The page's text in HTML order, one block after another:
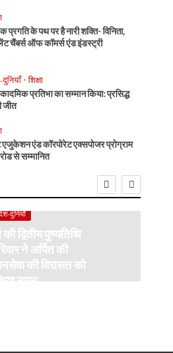
प्रगति के पथ पर है नारी शक्ति- विनिता,
चैंबर्स ऑफ कॉमर्स एंड इंडस्ट्री
• शिक्षा
प्रतिभा का सम्मान किया: प्रसिद्ध
जीत
एजुकेशन एंड कॉरपोरेट एक्सपोजर प्रोग्राम
से सम्मानित
दुनियाँ
की द्वितीय पुण्यतिथि
ने अर्पित की
की विरासत को
नमन